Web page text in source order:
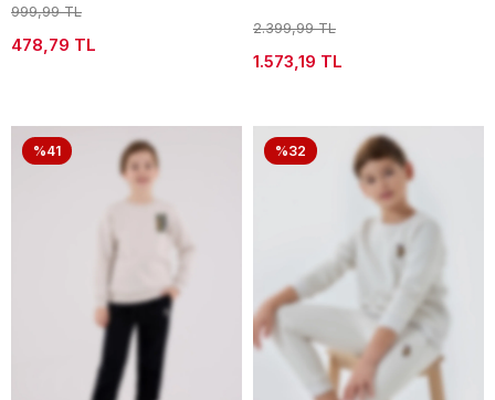
999,99 TL
478,79 TL
2.399,99 TL
1.573,19 TL
%41 %32